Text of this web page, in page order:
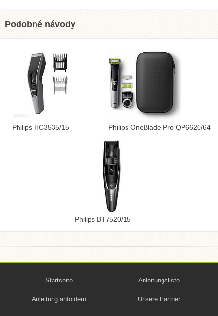
Podobné návody
Philips HC3535/15 Philips OneBlade Pro QP6620/64
Philips BT7520/15
Startseite Anleitungsliste
Anleitung anfordern Unsere Partner